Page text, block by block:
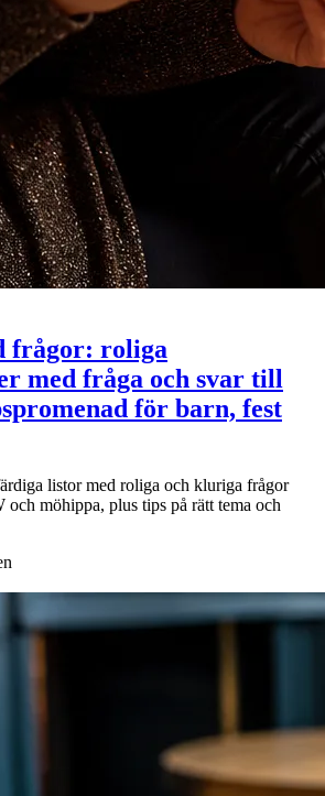
frågor: roliga
med fråga och svar till
för barn, fest
listor med roliga och kluriga frågor
möhippa, plus tips på rätt tema och